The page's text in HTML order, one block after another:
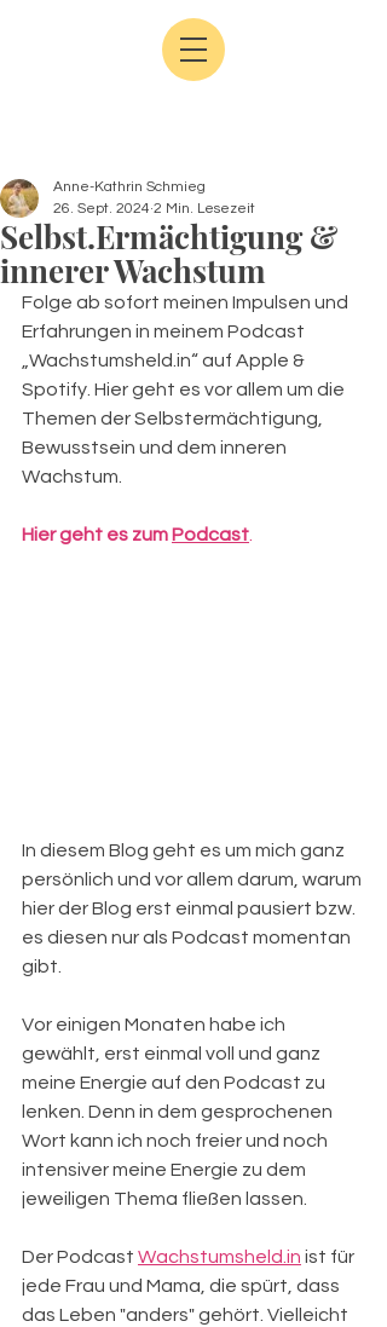
Selbst.Ermächtigung &
innerer Wachstum
Anne-Kathrin Schmieg
26. Sept. 2024 2 Min. Lesezeit
Folge ab sofort meinen Impulsen und
Erfahrungen in meinem Podcast
Wachstumsheld.in“ auf Apple &
Spotify. Hier geht es vor allem um die
Themen der Selbstermächtigung,
Bewusstsein und dem inneren
Wachstum.
Hier geht es zum Podcast
In diesem Blog geht es um mich ganz
persönlich und vor allem darum, warum
hier der Blog erst einmal pausiert bzw.
es diesen nur als Podcast momentan
gibt.
Vor einigen Monaten habe ich
gewählt, erst einmal voll und ganz
meine Energie auf den Podcast zu
lenken. Denn in dem gesprochenen
Wort kann ich noch freier und noch
intensiver meine Energie zu dem
jeweiligen Thema fließen lassen.
Der Podcast Wachstumsheld.in ist für
jede Frau und Mama, die spürt, dass
das Leben "anders" gehört. Vielleicht